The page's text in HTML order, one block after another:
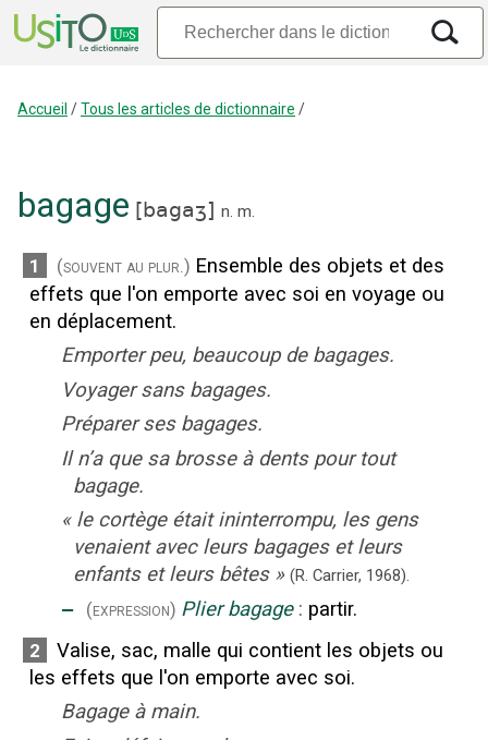
Accueil /Tous les articles de dictionnaire /
bagage [bagaʒ] n. m.
1 (souvent au plur.) Ensemble des objets et des
effets que l'on emporte avec soi en voyage ou
en déplacement.
Emporter peu, beaucoup de bagages.
Voyager sans bagages.
Préparer ses bagages.
Il n’a que sa brosse à dents pour tout
bagage.
« le cortège était ininterrompu, les gens
venaient avec leurs bagages et leurs
enfants et leurs bêtes » (R. Carrier, 1968).
‒ (expression) Plier bagage : partir.
2
Valise, sac, malle qui contient les objets ou
les effets que l'on emporte avec soi.
Bagage à main.